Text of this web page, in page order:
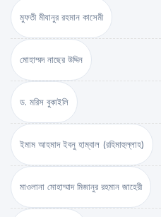
মুফতী মীযানুর রহমান কাসেমী
মোহাম্মদ নাছের উদ্দিন
ড. মরিস বুকাইলি
ইমাম আহমাদ ইবনু হাম্বাল (রহিমাহুল্লাহ)
মাওলানা মোহাম্মাদ মিজানুর রহমান জাহেরী